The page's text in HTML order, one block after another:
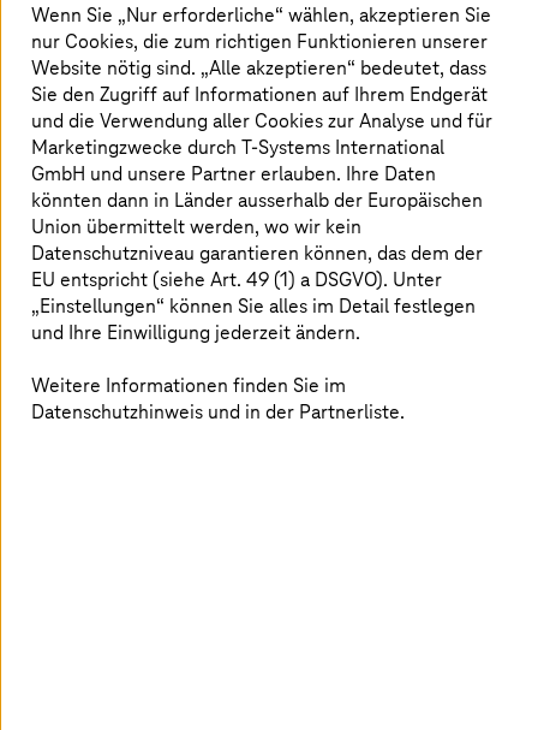
Sichtbarkeit zu verbessern, Bedrohungen
schneller einzudämmen und wichtige
Geschäftssysteme zu schützen.
Lernen Sie unsere Lösungen kennen
Microsegmentation
Nutzen Sie Software-definierte Segmentierung zur
Schaffung wirksamer Sicherheitszonen und
Wenn Sie „Nur erforderliche“ wählen, akzeptieren Sie
nur Cookies, die zum richtigen Funktionieren unserer
Website nötig sind. „Alle akzeptieren“ bedeutet, dass
Sie den Zugriff auf Informationen auf Ihrem Endgerät
und die Verwendung aller Cookies zur Analyse und für
Marketingzwecke durchT-Systems International
GmbH und unsere Partner erlauben. Ihre Daten
könnten dann in Länder ausserhalb der Europäischen
Union übermittelt werden, wo wir kein
Datenschutzniveau garantieren können, das dem der
EU entspricht (siehe Art. 49 (1) a DSGVO). Unter
„Einstellungen“ können Sie alles im Detail festlegen
und Ihre Einwilligung jederzeit ändern.
Weitere Informationen finden Sie im
Datenschutzhinweis und in der Partnerliste.